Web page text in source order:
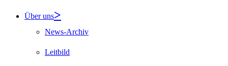
Über uns
News-Archiv
Leitbild